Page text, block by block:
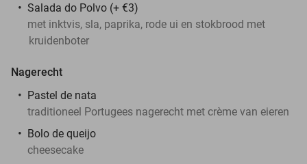
Salada do Polvo (+ €3)
met inktvis, sla, paprika, rode ui en stokbrood met
kruidenboter
Nagerecht
Pastel de nata
traditioneel Portugees nagerecht met crème van eieren
Bolo de queijo
cheesecake